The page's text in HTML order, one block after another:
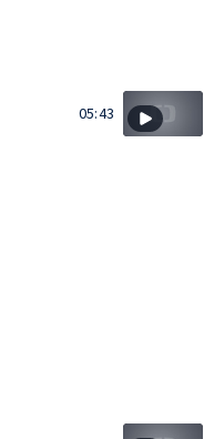
05:43